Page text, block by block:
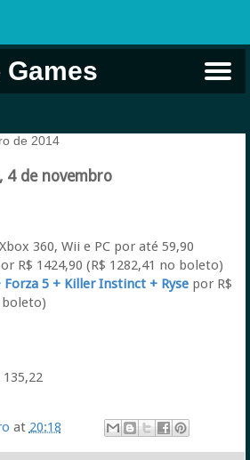
de 2014
4 de novembro
360, Wii e PC por até 59,90
R$ 1424,90 (R$ 1282,41 no boleto)
5 + Killer Instinct + Rysepor R$
boleto)
at 20:18